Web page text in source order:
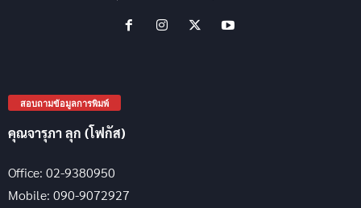
สอบถามข้อมูลการพิมพ์
คุณจารุภา ลุก (โฟกัส)
Office: 02-9380950
Mobile: 090-9072927